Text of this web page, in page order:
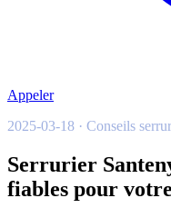
Appeler
2025-03-18 · Conseils
Serrurier
fiables pour